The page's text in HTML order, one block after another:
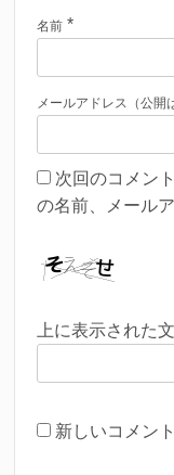
名前 *
メールアドレス（公開
次回のコメン
の名前、メール
上に表示された
新しいコメン